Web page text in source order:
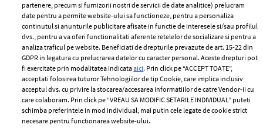
ELLE Style Awards
2024
Despre ELLE
Romania
Contact
Abonamente
Termeni si conditii
Politica de
confidențialitate
Politica de cookies
Publicitate
partenere, precum si furnizorii nostri de servicii de date analitice) prelucram
date pentru a permite website-ului sa functioneze, pentru a personaliza
continutul si anunturile publicitare afisate in functie de interesele si/sau profilul
dvs., pentru a va oferi functionalitati aferente retelelor de socializare si pentru a
analiza traficul pe website. Beneficiati de drepturile prevazute de art. 15-22 din
GDPR in legatura cu prelucrarea datelor cu caracter personal. Aceste drepturi pot
fi exercitate prin modalitatea indicataaici. Prin click pe “ACCEPT TOATE”,
acceptati folosirea tuturor Tehnologiilor de tip Cookie, care implica inclusiv
acceptul dvs. cu privire la stocarea/accesarea informatiilor de catre Vendor-ii cu
care colaboram. Prin click pe “VREAU SA MODIFIC SETARILE INDIVIDUAL” puteti
schimba preferintele in mod individual, mai putin cele legate de cookie strict
necesare pentru functionarea website-ului.